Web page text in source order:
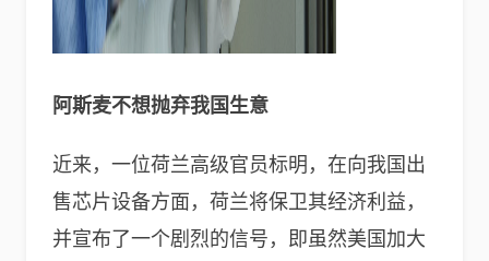
阿斯麦不想抛弃我国生意
近来，一位荷兰高级官员标明，在向我国出
售芯片设备方面，荷兰将保卫其经济利益，
并宣布了一个剧烈的信号，即虽然美国加大